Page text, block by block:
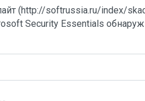
(http://softrussia.ru/index/
Security Essentials